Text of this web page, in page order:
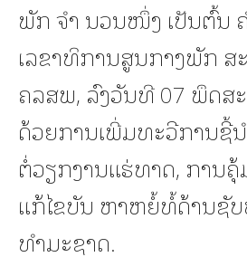
ພັກ ຈຳ ນວນໜຶ່ງ ເປັນຕົ້ນ
ເລຂາທິການສູນກາງພັກ ສ
ຄລສພ, ລົງວັນທີ 07 ພຶດສ
ດ້ວຍການເພີ່ມທະວີການຊີ້
ຕໍ່ວຽກງານແຮ່ທາດ, ການ
ແກ້ໄຂບັນ ຫາຫຍໍ້ທໍ້ດ້ານຊັ
ທຳມະຊາດ.